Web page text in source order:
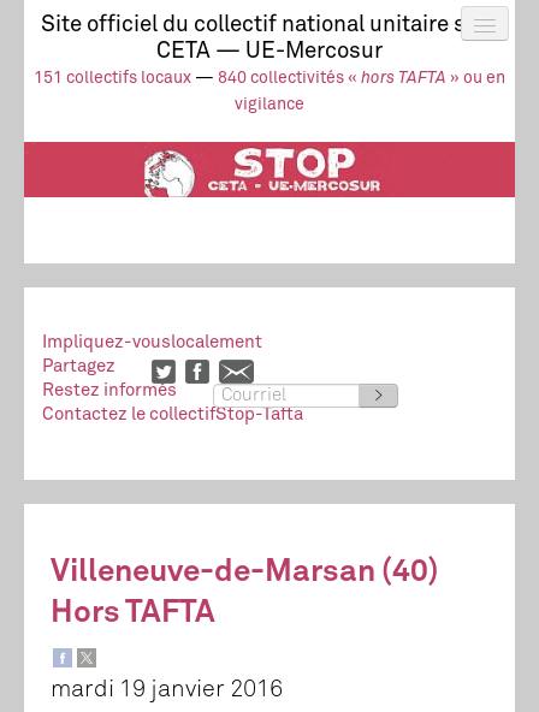
Site officiel du collectif national unitaire stop
CETA — UE-Mercosur
151 collectifs locaux — 840 collectivités « hors TAFTA » ou en
vigilance
Actus
UE-Mercosur
Stop à l’impunité !
TAFTA
CETA
Collectif
Impliquez-vouslocalement
Partagez
Restez informés
>
Contactez le collectifStop-Tafta
Villeneuve-de-Marsan (40)
Hors TAFTA
mardi 19 janvier 2016